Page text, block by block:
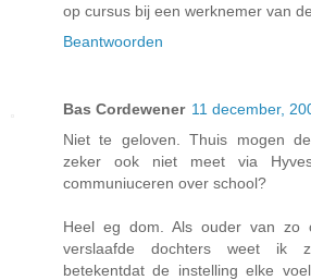
op cursus bij een werknemer van
Beantwoorden
Bas Cordewener 11 december,
Niet te geloven. Thuis mogen
zeker ook niet meet via
communiuceren over school?
Heel eg dom. Als ouder van zo
verslaafde dochters weet ik
betekentdat de instelling elke